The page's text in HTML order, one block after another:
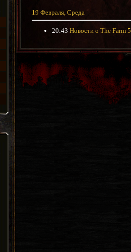
19 Февраля, Среда
20:43 Новости о The Farm